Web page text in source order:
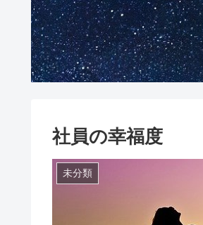
社員の幸福度
未分類